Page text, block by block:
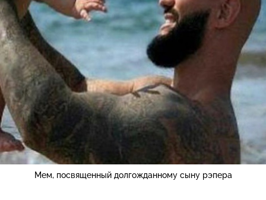
Мем, посвященный долгожданному сыну рэпера